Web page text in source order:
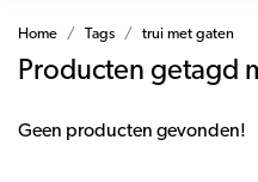
Home Tags trui met gaten
Producten getagd
Geen producten gevonden!